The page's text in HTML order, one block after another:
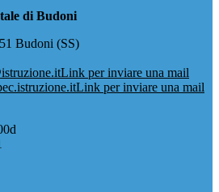
di Budoni
Budoni (SS)
Link per inviare una mail
Link per inviare una mail